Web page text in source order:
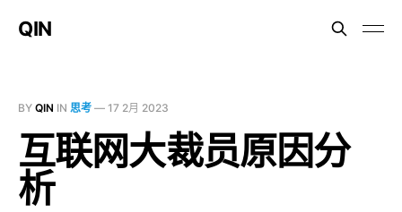
QIN
BY QIN IN 思考 — 17 2月 2023
互联网大裁员原因分
析